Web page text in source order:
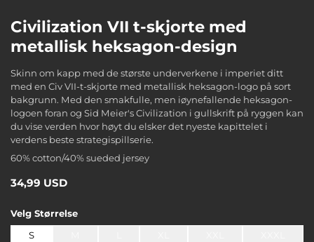
Civilization VII t-skjorte med
metallisk heksagon-design
Skinn om kapp med de største underverkene i imperiet ditt
med en Civ VII-t-skjorte med metallisk heksagon-logo på sort
bakgrunn. Med den smakfulle, men iøynefallende heksagon-
logoen foran og Sid Meier's Civilization i gullskrift på ryggen kan
du vise verden hvor høyt du elsker det nyeste kapittelet i
verdens beste strategispillserie.
60% cotton/40% sueded jersey
34,99 USD
Velg Størrelse
S